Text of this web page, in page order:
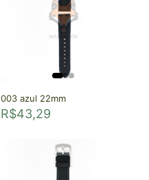
003 azul 22mm
R$43,29